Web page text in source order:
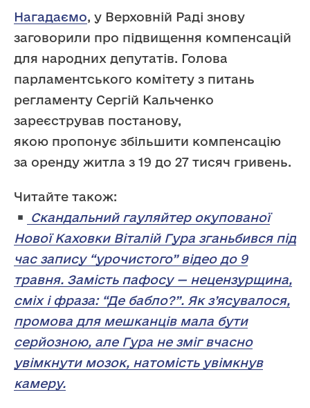
Нагадаємо, у Верховній Раді знову
заговорили про підвищення компенсацій
для народних депутатів. Голова
парламентського комітету з питань
регламенту Сергій Кальченко
зареєстрував постанову,
якою пропонує збільшити компенсацію
за оренду житла з 19 до 27 тисяч гривень.
Читайте також:
Скандальний гауляйтер окупованої
Нової Каховки Віталій Гура зганьбився під
час запису “урочистого” відео до 9
травня. Замість пафосу — нецензурщина,
сміх і фраза: “Де бабло?”. Як з’ясувалося,
промова для мешканців мала бути
серйозною, але Гура не зміг вчасно
увімкнути мозок, натомість увімкнув
камеру.